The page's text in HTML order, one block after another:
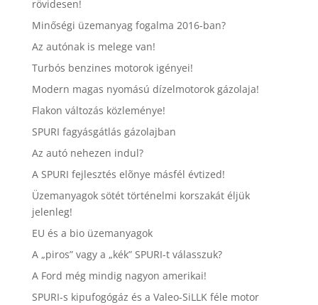
rövidesen!
Minőségi üzemanyag fogalma 2016-ban?
Az autónak is melege van!
Turbós benzines motorok igényei!
Modern magas nyomású dízelmotorok gázolaja!
Flakon változás közleménye!
SPURI fagyásgátlás gázolajban
Az autó nehezen indul?
A SPURI fejlesztés elõnye másfél évtized!
Üzemanyagok sötét történelmi korszakát éljük
jelenleg!
EU és a bio üzemanyagok
A „piros” vagy a „kék” SPURI-t válasszuk?
A Ford még mindig nagyon amerikai!
SPURI-s kipufogógáz és a Valeo-SiLLK féle motor